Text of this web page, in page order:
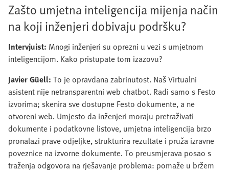
Zašto umjetna inteligencija mijenja način
na koji inženjeri dobivaju podršku?
Intervjuist: Mnogi inženjeri su oprezni u vezi s umjetnom
inteligencijom. Kako pristupate tom izazovu?
Javier Güell: To je opravdana zabrinutost. Naš Virtualni
asistent nije netransparentni web chatbot. Radi samo s Festo
izvorima; skenira sve dostupne Festo dokumente, a ne
otvoreni web. Umjesto da inženjeri moraju pretraživati
dokumente i podatkovne listove, umjetna inteligencija brzo
pronalazi prave odjeljke, strukturira rezultate i pruža izravne
poveznice na izvorne dokumente. To preusmjerava posao s
traženja odgovora na rješavanje problema: pomaže u bržem